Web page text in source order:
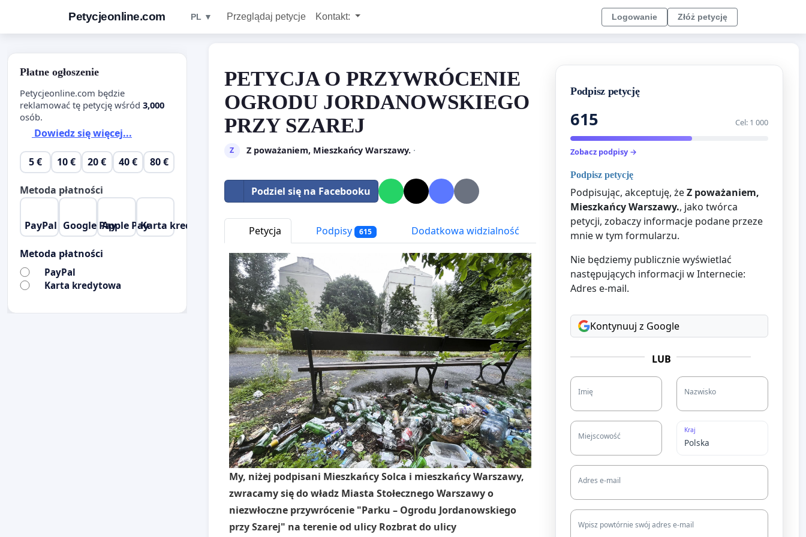
Petycjeonline.com PL ▼ Przeglądaj petycje Kontakt: Logowanie Złóż petycję
PETYCJA O PRZYWRÓCENIE
OGRODU JORDANOWSKIEGO
PRZY SZAREJ
Z Z poważaniem, Mieszkańcy Warszawy.·
Podziel się na Facebooku
Petycja Podpisy 615 Dodatkowa widzialność
My, niżej podpisani Mieszkańcy Solca i mieszkańcy Warszawy,
zwracamy się do władz Miasta Stołecznego Warszawy o
niezwłoczne przywrócenie "Parku – Ogrodu Jordanowskiego
przy Szarej" na terenie od ulicy Rozbrat do ulicy
Podpisz petycję
615 Cel: 1 000
Zobacz podpisy →
Podpisz petycję
Podpisując, akceptuję, żeZ poważaniem,
Mieszkańcy Warszawy., jako twórca
petycji, zobaczy informacje podane przeze
mnie w tym formularzu.
Nie będziemy publicznie wyświetlać
następujących informacji w Internecie:
Adres e-mail.
Kontynuuj z Google
LUB
Imię Nazwisko
Miejscowość
Kraj
Adres e-mail
Wpisz powtórnie swój adres e-mail
Płatne ogłoszenie
Petycjeonline.com będzie
reklamować tę petycję wśród 3,000
osób.
Dowiedz się więcej...
5 € 10 € 20 € 40 € 80 €
Metoda płatności
PayPal Google PayApple PayKarta kredytowa
Metoda płatności
PayPal
Karta kredytowa